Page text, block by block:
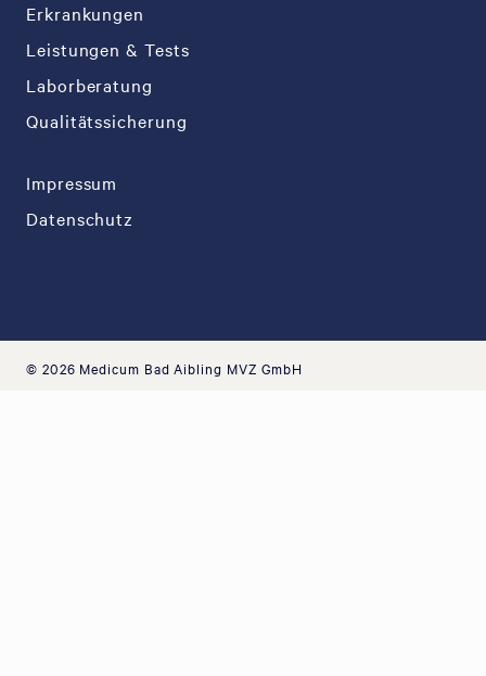
Erkrankungen
Leistungen & Tests
Laborberatung
Qualitätssicherung
Impressum
Datenschutz
© 2026 Medicum Bad Aibling MVZ GmbH